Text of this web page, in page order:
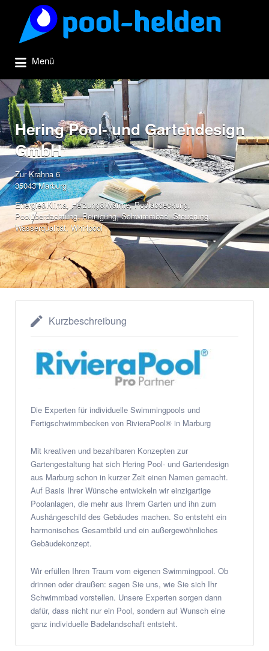
Suchen
nach:
Menü
Hering Pool- und Gartendesign
GmbH
Zur Krahna 6
35043 Marburg
Energie&Klima Heizung&Wärme,Poolabdeckung,
Poolüberdachtung,Reinigung,Schwimmbad,Steuerung,
Wasserqualität,Whirlpool
Kurzbeschreibung
Die Experten für individuelle Swimmingpools und
Fertigschwimmbecken von RivieraPool® in Marburg
Mit kreativen und bezahlbaren Konzepten zur
Gartengestaltung hat sich Hering Pool- und Gartendesign
aus Marburg schon in kurzer Zeit einen Namen gemacht.
Auf Basis Ihrer Wünsche entwickeln wir einzigartige
Poolanlagen, die mehr aus Ihrem Garten und ihn zum
Aushängeschild des Gebäudes machen. So entsteht ein
harmonisches Gesamtbild und ein außergewöhnliches
Gebäudekonzept.
Wir erfüllen Ihren Traum vom eigenen Swimmingpool. Ob
drinnen oder draußen: sagen Sie uns, wie Sie sich Ihr
Schwimmbad vorstellen. Unsere Experten sorgen dann
dafür, dass nicht nur ein Pool, sondern auf Wunsch eine
ganz individuelle Badelandschaft entsteht.